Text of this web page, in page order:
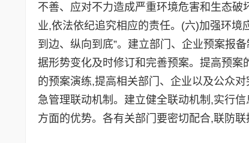
不善、应对不力造成严重环境危害和生态
业,依法依纪追究相应的责任。(六)加强环境
到边、纵向到底”。建立部门、企业预案报
据形势变化及时修订和完善预案。提高预
的预案演练,提高相关部门、企业以及公众
急管理联动机制。建立健全联动机制,实行
方面的优势。各有关部门要密切配合,联防